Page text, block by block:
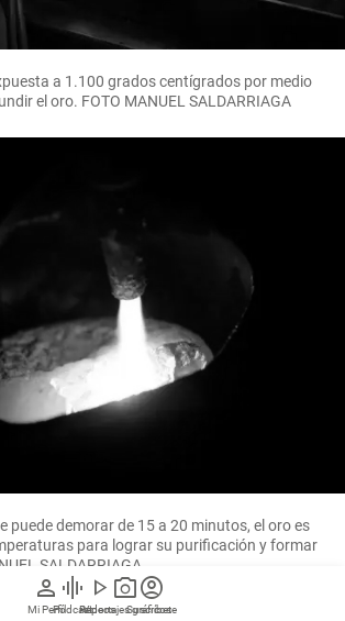
person
Mi Perfil
graphic_eq
Pódcast
play_arrow
Videos
photo_camera
Reportajes gráficos
account_circle
Suscríbete
a 1.100 grados centígrados por medio
el oro. FOTO MANUEL SALDARRIAGA
puede demorar de 15 a 20 minutos, el oro es
para lograr su purificación y formar
SALDARRIAGA